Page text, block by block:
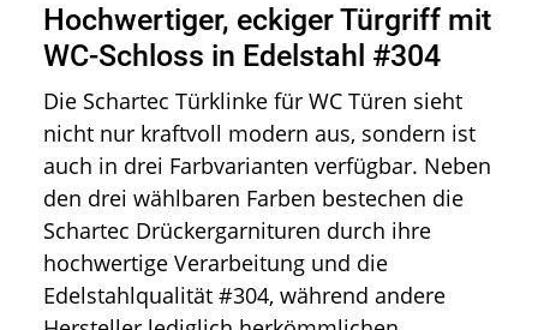
Hochwertiger, eckiger Türgriff mit
WC-Schloss in Edelstahl #304
Die Schartec Türklinke für WC Türen sieht
nicht nur kraftvoll modern aus, sondern ist
auch in drei Farbvarianten verfügbar. Neben
den drei wählbaren Farben bestechen die
Schartec Drückergarnituren durch ihre
hochwertige Verarbeitung und die
Edelstahlqualität #304, während andere